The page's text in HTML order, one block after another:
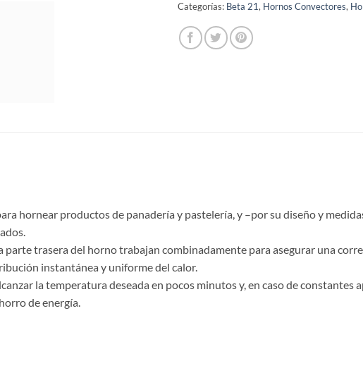
Categorías: Beta 21, Hornos Convectores,
hornear productos de panadería y pastelería, y –por su diseño y
parte trasera del horno trabajan combinadamente para asegurar una
instantánea y uniforme del calor.
la temperatura deseada en pocos minutos y, en caso de constantes
de energía.